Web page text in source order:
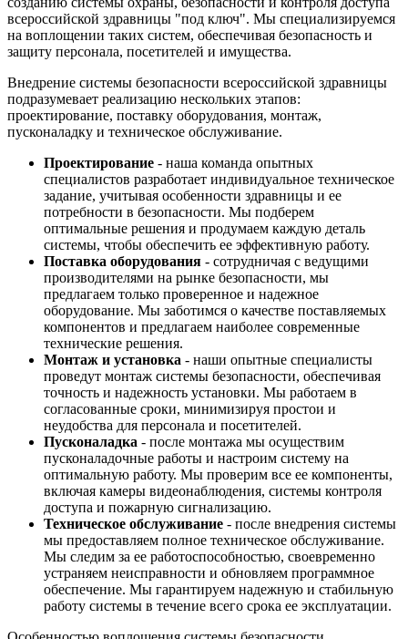
всероссийской здравницы "под ключ". Мы специализируемся
на воплощении таких систем, обеспечивая безопасность и
защиту персонала, посетителей и имущества.
Внедрение системы безопасности всероссийской здравницы
подразумевает реализацию нескольких этапов:
проектирование, поставку оборудования, монтаж,
пусконаладку и техническое обслуживание.
Проектирование - наша команда опытных
специалистов разработает индивидуальное техническое
задание, учитывая особенности здравницы и ее
потребности в безопасности. Мы подберем
оптимальные решения и продумаем каждую деталь
системы, чтобы обеспечить ее эффективную работу.
Поставка оборудования - сотрудничая с ведущими
производителями на рынке безопасности, мы
предлагаем только проверенное и надежное
оборудование. Мы заботимся о качестве поставляемых
компонентов и предлагаем наиболее современные
технические решения.
Монтаж и установка - наши опытные специалисты
проведут монтаж системы безопасности, обеспечивая
точность и надежность установки. Мы работаем в
согласованные сроки, минимизируя простои и
неудобства для персонала и посетителей.
Пусконаладка - после монтажа мы осуществим
пусконаладочные работы и настроим систему на
оптимальную работу. Мы проверим все ее компоненты,
включая камеры видеонаблюдения, системы контроля
доступа и пожарную сигнализацию.
Техническое обслуживание - после внедрения системы
мы предоставляем полное техническое обслуживание.
Мы следим за ее работоспособностью, своевременно
устраняем неисправности и обновляем программное
обеспечение. Мы гарантируем надежную и стабильную
работу системы в течение всего срока ее эксплуатации.